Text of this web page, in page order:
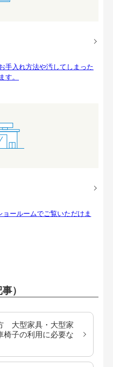
手入れ方法や汚してしまった
す。
ールームでご覧いただけま
）
大型家具・大型家
椅子の利用に必要な